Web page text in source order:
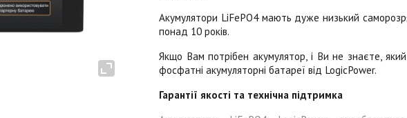
Акумулятори LiFePO4 мають дуже низький
понад 10 років.
Якщо Вам потрібен акумулятор, і Ви не знаєте, який
фосфатні акумуляторні батареї від LogicPower.
Гарантії якості та технічна підтримка